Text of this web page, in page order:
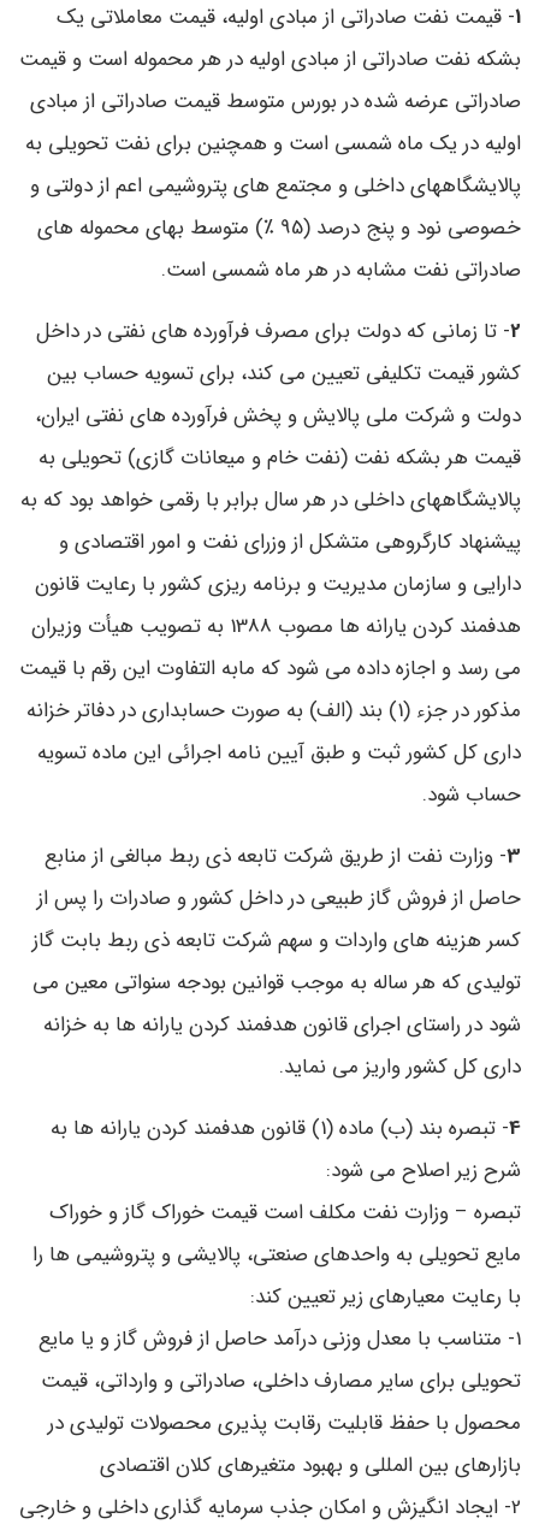
1- قیمت نفت صادراتی از مبادی اولیه، قیمت معاملاتی یک
بشکه نفت صادراتی از مبادی اولیه در هر محموله است و قیمت
صادراتی عرضه شده در بورس متوسط قیمت صادراتی از مبادی
اولیه در یک ماه شمسی است و همچنین برای نفت تحویلی به
پالایشگاههای داخلی و مجتمع های پتروشیمی اعم از دولتی و
خصوصی نود و پنج درصد (95 ٪) متوسط بهای محموله‌ های
صادراتی نفت مشابه در هر ماه شمسی است.
2- تا زمانی که دولت برای مصرف فرآورده‌ های نفتی در داخل
کشور قیمت تکلیفی تعیین می‌ کند، برای تسویه حساب بین
دولت و شرکت ملی پالایش و پخش فرآورده های نفتی ایران،
قیمت هر بشکه نفت (نفت خام و میعانات گازی)‌ تحویلی به
پالایشگاههای داخلی در هر سال برابر با رقمی خواهد بود که به
پیشنهاد کارگروهی متشکل از وزرای نفت و امور اقتصادی و
دارایی و سازمان مدیریت و برنامه‌ ریزی کشور با رعایت قانون
هدفمند کردن یارانه‌ ها مصوب 1388 به تصویب هیأت وزیران
می‌ رسد و اجازه داده می‌ شود که مابه ‌التفاوت این رقم با قیمت
مذکور در جزء (1) بند (الف) به صورت حسابداری در دفاتر خزانه‌
داری کل کشور ثبت و طبق آیین ‌نامه اجرائی این ماده تسویه
حساب شود.
3- وزارت نفت از طریق شرکت تابعه ذی ربط مبالغی از منابع
حاصل از فروش گاز طبیعی در داخل کشور و صادرات را پس از
کسر هزینه های واردات و سهم شرکت تابعه ذی ربط بابت گاز
تولیدی که هر ساله به موجب قوانین بودجه سنواتی معین می
شود در راستای اجرای قانون هدفمند کردن یارانه ها به خزانه
داری کل کشور واریز می نماید.
4
- تبصره بند (ب) ماده (1) قانون هدفمند کردن یارانه ها به
شرح زیر اصلاح می شود:
تبصره – وزارت نفت مکلف است قیمت خوراک گاز و خوراک
مایع تحویلی به واحدهای صنعتی، پالایشی و پتروشیمی ها را
با رعایت معیارهای زیر تعیین کند:
1- متناسب با معدل وزنی درآمد حاصل از فروش گاز و یا مایع
تحویلی برای سایر مصارف داخلی، صادراتی و وارداتی، قیمت
محصول با حفظ قابلیت رقابت پذیری محصولات تولیدی در
بازارهای بین المللی و بهبود متغیرهای کلان اقتصادی
2- ایجاد انگیزش و امکان جذب سرمایه گذاری داخلی و خارجی